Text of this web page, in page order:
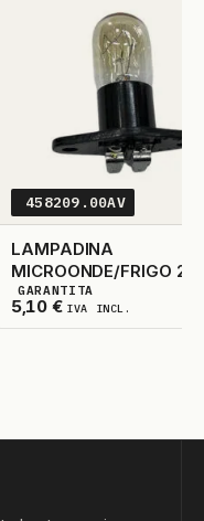
458209.00AV
LAMPADINA
MICROONDE/FRIGO
FASTON RICURVI
5,10 € IVA INCL.
5DISPONIBILI
GARANTITA